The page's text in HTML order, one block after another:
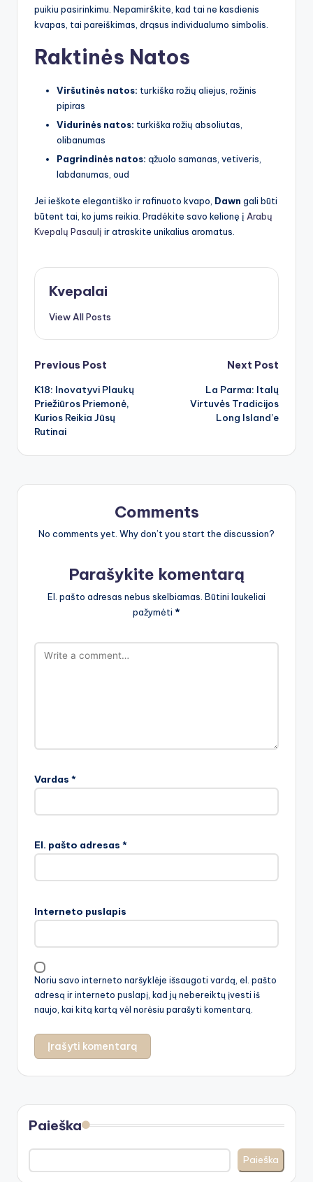
puikiu pasirinkimu. Nepamirškite, kad tai ne kasdienis
kvapas, tai pareiškimas, drąsus individualumo simbolis.
Raktinės Natos
Viršutinės natos: turkiška rožių aliejus, rožinis
pipiras
Vidurinės natos: turkiška rožių absoliutas,
olibanumas
Pagrindinės natos: ąžuolo samanas, vetiveris,
labdanumas, oud
Jei ieškote elegantiško ir rafinuoto kvapo, Dawn gali būti
būtent tai, ko jums reikia. Pradėkite savo kelionę į Arabų
Kvepalų Pasaulį ir atraskite unikalius aromatus.
Kvepalai
View All Posts
Post
navigation
Previous Post
K18: Inovatyvi Plaukų
Priežiūros Priemonė,
Kurios Reikia Jūsų
Rutinai
Next Post
La Parma: Italų
Virtuvės Tradicijos
Long Island’e
Comments
No comments yet. Why don’t you start the discussion?
Parašykite komentarą
El. pašto adresas nebus skelbiamas. Būtini laukeliai
pažymėti *
Vardas *
El. pašto adresas *
Interneto puslapis
Noriu savo interneto naršyklėje išsaugoti vardą, el. pašto
adresą ir interneto puslapį, kad jų nebereiktų įvesti iš
naujo, kai kitą kartą vėl norėsiu parašyti komentarą.
Paieška
Paieška